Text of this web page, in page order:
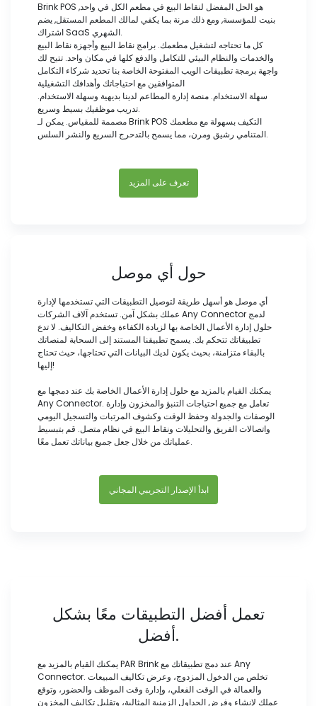
Brink POS هو الحل المفضل لنقاط البيع في مطعم الكل في واحد,
بنيت للمؤسسة, ومع ذلك مرنة بما يكفي لمالك المطعم المستقل, يضم
اشتراك SaaS الشهري.
كل ما تحتاجه لتشغيل مطعمك. برامج نقاط البيع وأجهزة نقاط البيع
والخدمات والنظام البيئي للتكامل والدفع كلها في مكان واحد. تتيح لك
واجهة برمجة تطبيقات الويب المفتوحة الخاصة بنا تحديد شركاء التكامل
المتوافقين مع احتياجاتك وأهدافك التشغيلية
سهلة الاستخدام. منصة إدارة المطاعم لدينا بديهية وسهلة الاستخدام.
تدريب موظفيك بسيط وسريع.
مصممة للمقياس. يمكن لـ Brink POS التكيف بسهولة مع مطعمك
المتنامي رشيق ومرن، مما يسمح بالتدحرج السريع والنشر السلس.
تعرف على المزيد
حول أي موصل
أي موصل هو أسهل طريقة لتوصيل التطبيقات التي تستخدمها لإدارة
عملك بشكل آمن. تستخدم آلاف الشركات Any Connector لدمج
حلول إدارة الأعمال الخاصة بها لزيادة الكفاءة وخفض التكاليف. لا تدع
تطبيقاتك تتحكم بك. يسمح تطبيقنا المستند إلى السحابة لمنصاتك
بالبقاء متزامنة، بحيث يكون لديك البيانات التي تحتاجها، حيث تحتاج
إليها!
يمكنك القيام بالمزيد مع حلول إدارة الأعمال الخاصة بك عند دمجها مع
Any Connector. تعامل مع جميع احتياجات التنبؤ والمخزون وإدارة
الوصفات والجدولة وحفظ الوقت وكشوف المرتبات والتسجيل اليومي
واتصالات الفريق والتحليلات ونقاط البيع في نظام متصل. قم بتبسيط
عملياتك من خلال جعل جميع بياناتك تعمل معًا.
ابدأ الإصدار التجريبي المجاني
تعمل أفضل التطبيقات معًا بشكل
أفضل.
يمكنك القيام بالمزيد مع PAR Brink عند دمج تطبيقاتك مع Any
Connector. تخلص من الدخول المزدوج، وعرض تكاليف المبيعات
والعمالة في الوقت الفعلي، وإدارة وقت الموظف والحضور، وتوقع
عملك لإنشاء وفرض الجداول الزمنية المثالية، وتقليل تكاليف المخزون